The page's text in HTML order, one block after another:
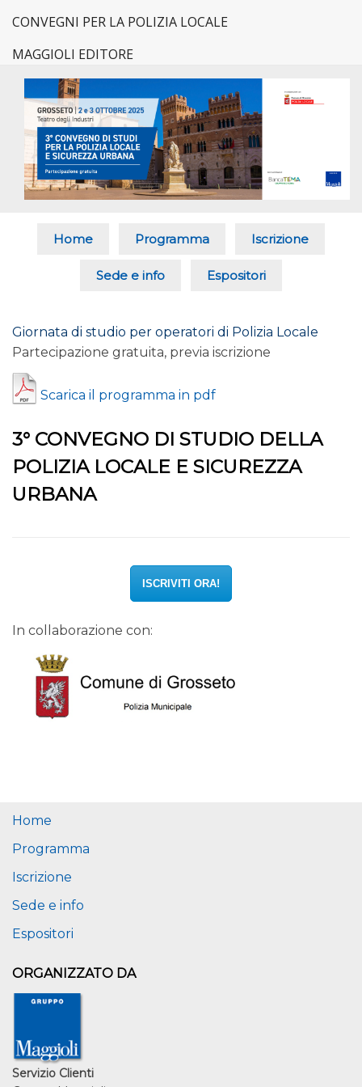
CONVEGNI PER LA POLIZIA LOCALE
MAGGIOLI EDITORE
Home Programma Iscrizione
Sede e info Espositori
Giornata di studio per operatori di Polizia Locale
Partecipazione gratuita, previa iscrizione
Scarica il programma in pdf
3° CONVEGNO DI STUDIO DELLA
POLIZIA LOCALE E SICUREZZA
URBANA
ISCRIVITI ORA!
In collaborazione con:
Home
Programma
Iscrizione
Sede e info
Espositori
ORGANIZZATO DA
Servizio Clienti